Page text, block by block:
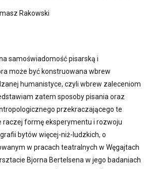
Rakowski
samoświadomość pisarską i
może być konstruowana wbrew
humanistyce, czyli wbrew zaleceniom
zatem sposoby pisania oraz
przekraczającego te
raczej formę eksperymentu i rozwoju
bytów więcej-niż-ludzkich, o
w pracach teatralnych w Węgajtach
Bjorna Bertelsena w jego badaniach